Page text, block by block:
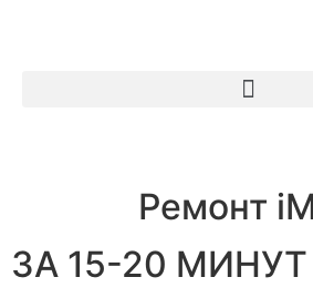
Ремонт
ЗА 15-20 МИНУТ